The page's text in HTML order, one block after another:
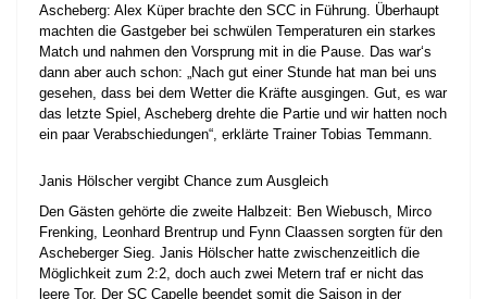
Ascheberg: Alex Küper brachte den SCC in Führung. Überhaupt
machten die Gastgeber bei schwülen Temperaturen ein starkes
Match und nahmen den Vorsprung mit in die Pause. Das war‘s
dann aber auch schon: „Nach gut einer Stunde hat man bei uns
gesehen, dass bei dem Wetter die Kräfte ausgingen. Gut, es war
das letzte Spiel, Ascheberg drehte die Partie und wir hatten noch
ein paar Verabschiedungen“, erklärte Trainer Tobias Temmann.
Janis Hölscher vergibt Chance zum Ausgleich
Den Gästen gehörte die zweite Halbzeit: Ben Wiebusch, Mirco
Frenking, Leonhard Brentrup und Fynn Claassen sorgten für den
Ascheberger Sieg. Janis Hölscher hatte zwischenzeitlich die
Möglichkeit zum 2:2, doch auch zwei Metern traf er nicht das
leere Tor. Der SC Capelle beendet somit die Saison in der